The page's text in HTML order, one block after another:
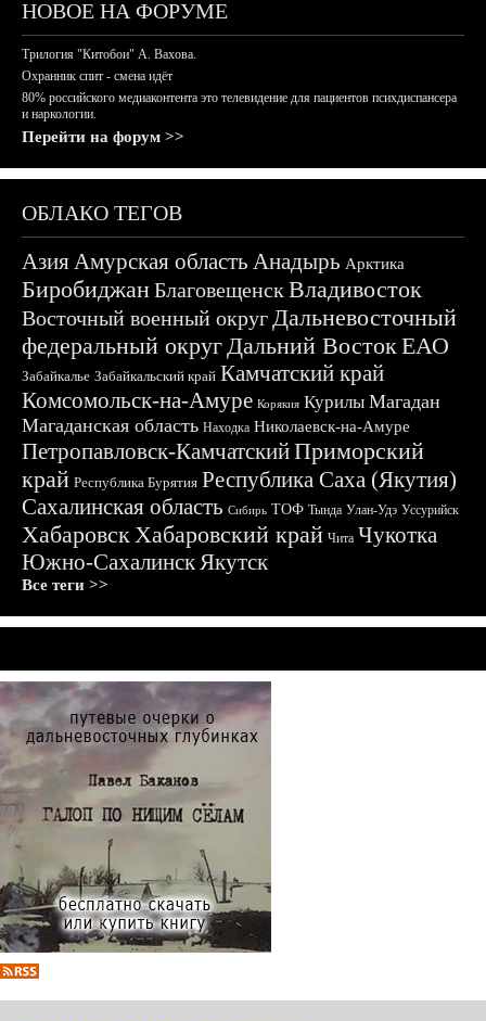
НОВОЕ НА ФОРУМЕ
Трилогия "Китобои" А. Вахова.
Охранник спит - смена идёт
80% российского медиаконтента это телевидение для пациентов психдиспансера
и наркологии.
Перейти на форум >>
ОБЛАКО ТЕГОВ
АзияАмурская область Анадырь Арктика
БиробиджанБлаговещенскВладивосток
Восточный военный округДальневосточный
федеральный округДальний ВостокЕАО
Забайкалье Забайкальский край Камчатский край
Комсомольск-на-Амуре Корякия Курилы Магадан
Магаданская область Находка Николаевск-на-Амуре
Петропавловск-КамчатскийПриморский
край Республика Бурятия Республика Саха (Якутия)
Сахалинская область Сибирь ТОФ Тында Улан-Удэ Уссурийск
ХабаровскХабаровский край Чита Чукотка
Южно-СахалинскЯкутск
Все теги >>